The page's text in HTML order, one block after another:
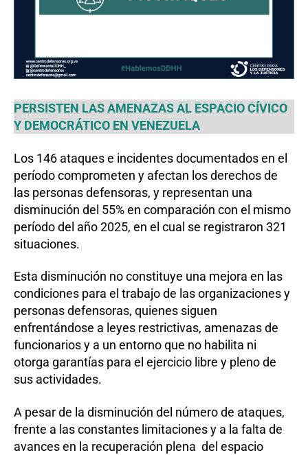
PERSISTEN LAS AMENAZAS AL ESPACIO CÍVICO
Y DEMOCRÁTICO EN VENEZUELA
Los 146 ataques e incidentes documentados en el
período comprometen y afectan los derechos de
las personas defensoras, y representan una
disminución del 55% en comparación con el mismo
período del año 2025, en el cual se registraron 321
situaciones.
Esta disminución no constituye una mejora en las
condiciones para el trabajo de las organizaciones y
personas defensoras, quienes siguen
enfrentándose a leyes restrictivas, amenazas de
funcionarios y a un entorno que no habilita ni
otorga garantías para el ejercicio libre y pleno de
sus actividades.
A pesar de la disminución del número de ataques,
frente a las constantes limitaciones y a la falta de
avances en la recuperación plena del espacio